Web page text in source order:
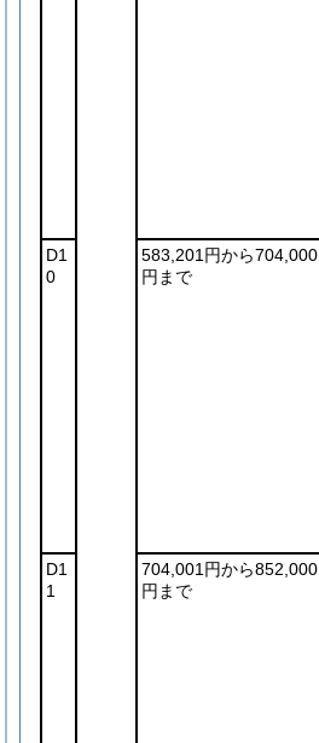
D1
0
583,201円から704,000
円まで
D1
1
704,001円から852,000
円まで